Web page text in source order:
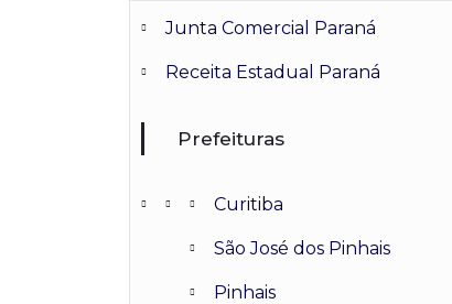
Junta Comercial Paraná
Receita Estadual Paraná
Prefeituras
Curitiba
São José dos Pinhais
Pinhais